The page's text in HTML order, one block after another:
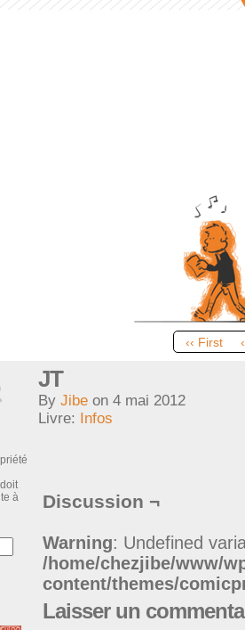
‹‹ First
à
JT
By Jibe on 4 mai 2012
Livre: Infos
Discussion ¬
Warning: Undefined
/home/chezjibe/www/
content/themes/
Laisser un